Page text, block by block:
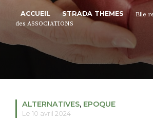
ALTER STRADA
S'INSCRIRE À LA
ACCUEIL STRADA THEMES
Elle
des ASSOCIATIONS
ALTERNATIVES, EPOQUE
Le 10 avril 2024